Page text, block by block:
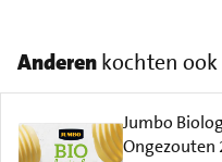
Anderenkochten ook
Jumbo
Ongezouten